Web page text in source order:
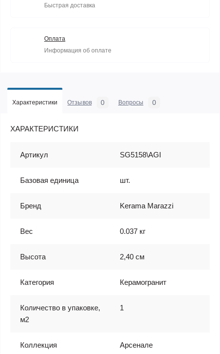
Быстрая доставка
Оплата
Информация об оплате
Характеристики Отзывов 0 Вопросы 0
ХАРАКТЕРИСТИКИ
Артикул SG5158\AGI
Базовая единица шт.
Бренд Kerama Marazzi
Вес 0.037 кг
Высота 2,40 см
Категория Керамогранит
Количество в упаковке,
м2
1
Коллекция Арсенале